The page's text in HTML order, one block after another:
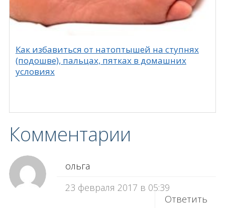
Как избавиться от натоптышей на ступнях
(подошве), пальцах, пятках в домашних
условиях
Комментарии
ольга
23 февраля 2017 в 05:39
Ответить